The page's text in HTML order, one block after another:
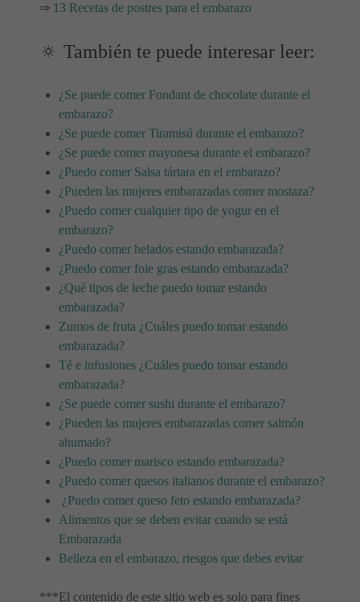
⇒ 13 Recetas de postres para el embarazo
🔅 También te puede interesar leer:
¿Se puede comer Fondant de chocolate durante el
embarazo?
¿Se puede comer Tiramisú durante el embarazo?
¿Se puede comer mayonesa durante el embarazo?
¿Puedo comer Salsa tártara en el embarazo?
¿Pueden las mujeres embarazadas comer mostaza?
¿Puedo comer cualquier tipo de yogur en el
embarazo?
¿Puedo comer helados estando embarazada?
¿Puedo comer foie gras estando embarazada?
¿Qué tipos de leche puedo tomar estando
embarazada?
Zumos de fruta ¿Cuáles puedo tomar estando
embarazada?
Té e infusiones ¿Cuáles puedo tomar estando
embarazada?
¿Se puede comer sushi durante el embarazo?
¿Pueden las mujeres embarazadas comer salmón
ahumado?
¿Puedo comer marisco estando embarazada?
¿Puedo comer quesos italianos durante el embarazo?
¿Puedo comer queso feto estando embarazada?
Alimentos que se deben evitar cuando se está
Embarazada
Belleza en el embarazo, riesgos que debes evitar
***El contenido de este sitio web es solo para fines